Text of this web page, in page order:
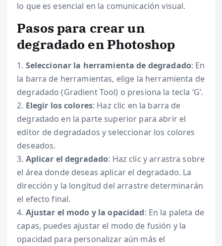
lo que es esencial en la comunicación visual.
Pasos para crear un
degradado en Photoshop
1. Seleccionar la herramienta de degradado: En
la barra de herramientas, elige la herramienta de
degradado (Gradient Tool) o presiona la tecla ‘G’.
2. Elegir los colores: Haz clic en la barra de
degradado en la parte superior para abrir el
editor de degradados y seleccionar los colores
deseados.
3. Aplicar el degradado: Haz clic y arrastra sobre
el área donde deseas aplicar el degradado. La
dirección y la longitud del arrastre determinarán
el efecto final.
4. Ajustar el modo y la opacidad: En la paleta de
capas, puedes ajustar el modo de fusión y la
opacidad para personalizar aún más el